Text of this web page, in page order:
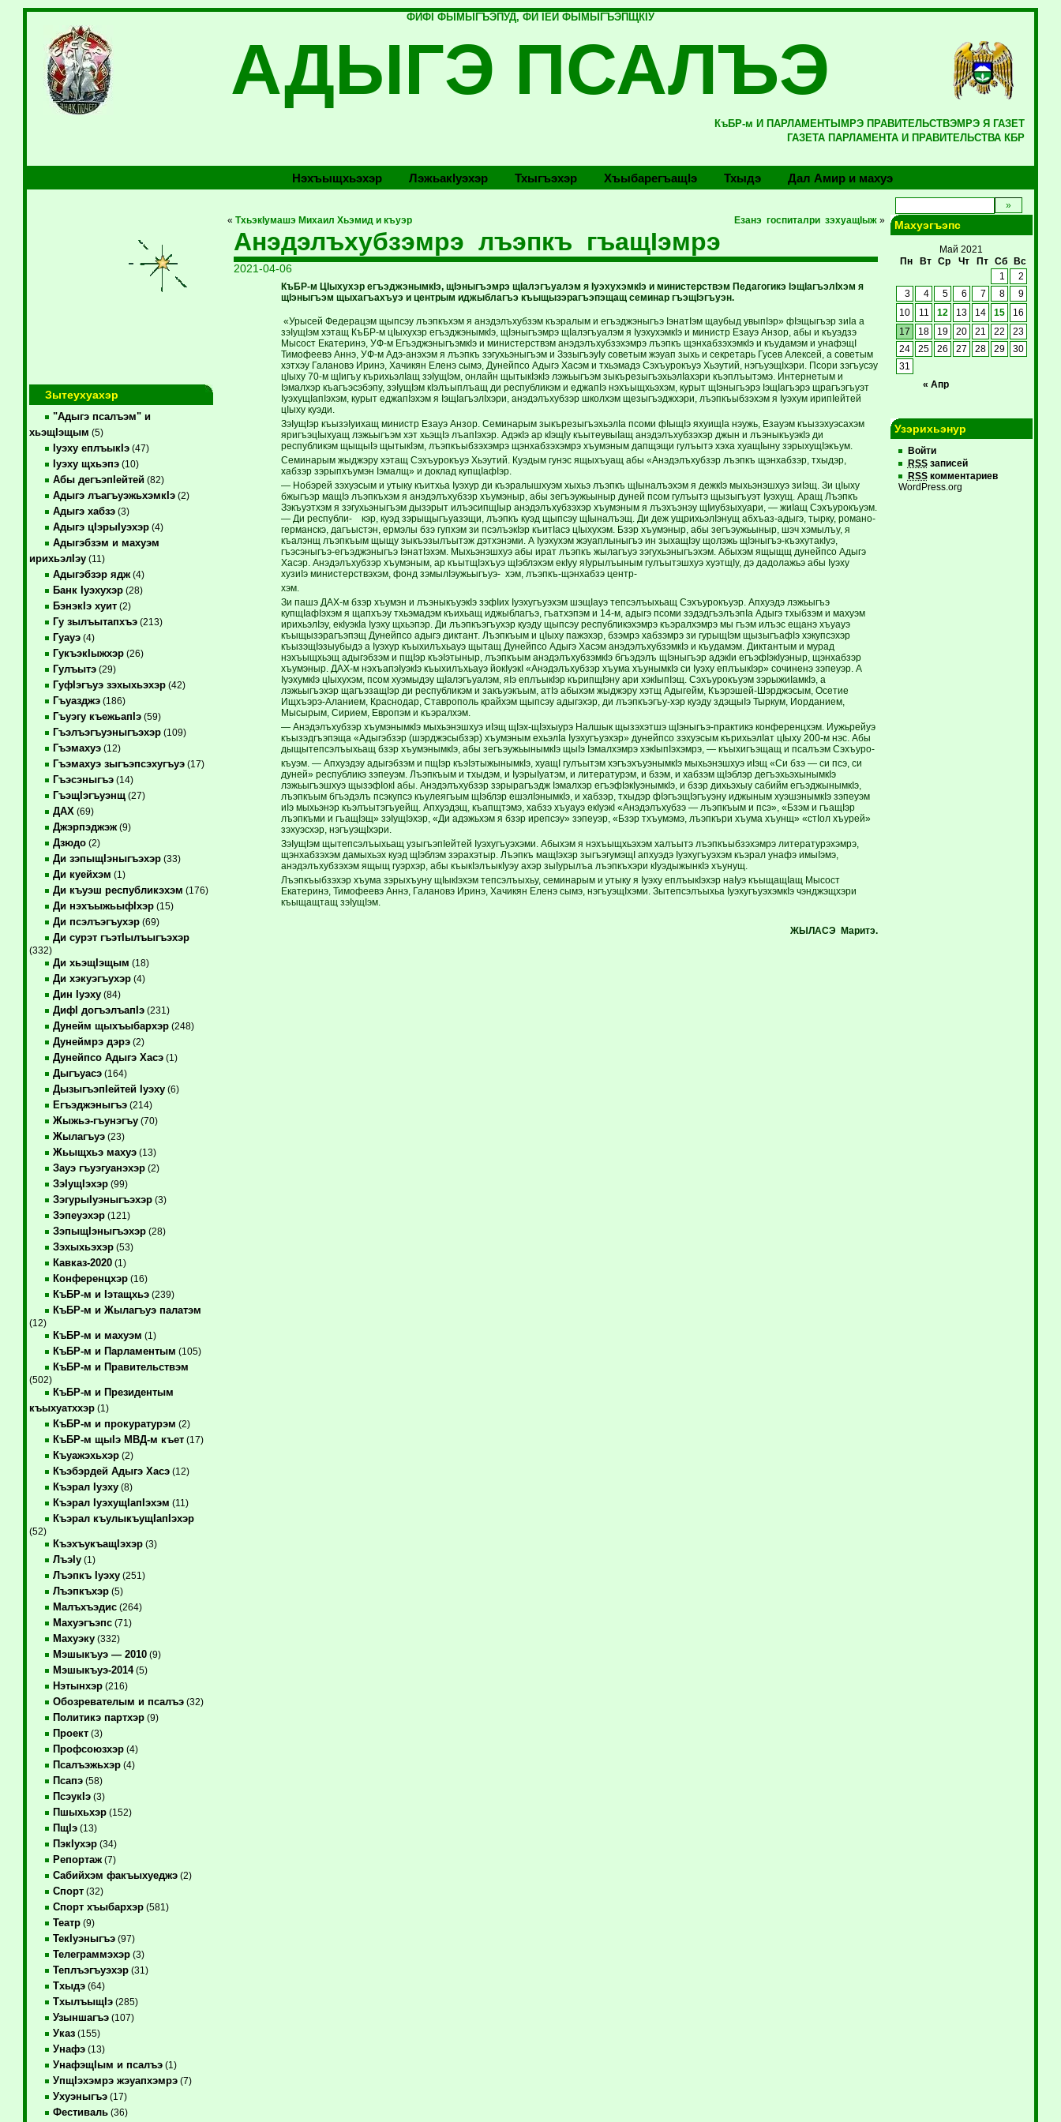
ФИФI ФЫМЫГЪЭПУД, ФИ IЕЙ ФЫМЫГЪЭПЩКIУ
АДЫГЭ ПСАЛЪЭ
КъБР-м И ПАРЛАМЕНТЫМРЭ ПРАВИТЕЛЬСТВЭМРЭ Я ГАЗЕТ
ГАЗЕТА ПАРЛАМЕНТА И ПРАВИТЕЛЬСТВА КБР
Нэхъыщхьэхэр Лэжьакlуэхэр Тхыгъэхэр Хъыбарегъащlэ Тхыдэ Дал Амир и махуэ
Зытеухуахэр
"Адыгэ псалъэм" и
хьэщIэщым (5)
Iуэху еплъыкIэ(47)
Iуэху щхьэпэ(10)
Абы дегъэпIейтей(82)
Адыгэ лъагъуэжьхэмкIэ(2)
Адыгэ хабзэ(3)
Адыгэ цIэрыIуэхэр(4)
Адыгэбзэм и махуэм
ирихьэлIэу(11)
Адыгэбзэр ядж(4)
Банк Iуэхухэр(28)
БэнэкIэ хуит(2)
Гу зылъытапхъэ(213)
Гуауэ(4)
ГукъэкIыжхэр(26)
Гулъытэ(29)
ГуфIэгъуэ зэхыхьэхэр(42)
Гъуазджэ(186)
Гъуэгу къежьапIэ(59)
Гъэлъэгъуэныгъэхэр(109)
Гъэмахуэ(12)
Гъэмахуэ зыгъэпсэхугъуэ(17)
Гъэсэныгъэ(14)
ГъэщIэгъуэнщ(27)
ДАХ (69)
Джэрпэджэж(9)
Дзюдо(2)
Ди зэпыщIэныгъэхэр(33)
Ди куейхэм (1)
Ди къуэш республикэхэм (176)
Ди нэхъыжьыфIхэр(15)
Ди псэлъэгъухэр(69)
Ди сурэт гъэтIылъыгъэхэр
(332)
Ди хьэщIэщым (18)
Ди хэкуэгъухэр(4)
Дин Iуэху(84)
ДифI догъэлъапIэ(231)
Дунейм щыхъыбархэр(248)
Дунеймрэ дэрэ(2)
Дунейпсо Адыгэ Хасэ(1)
Дыгъуасэ(164)
ДызыгъэпIейтей Iуэху(6)
Егъэджэныгъэ(214)
Жыжьэ-гъунэгъу(70)
Жылагъуэ(23)
Жьыщхьэ махуэ(13)
Зауэ гъуэгуанэхэр(2)
ЗэIущIэхэр(99)
ЗэгурыIуэныгъэхэр(3)
Зэпеуэхэр(121)
ЗэпыщIэныгъэхэр(28)
Зэхыхьэхэр(53)
Кавказ-2020(1)
Конференцхэр(16)
КъБР-м и Iэтащхьэ(239)
КъБР-м и Жылагъуэ палатэм
(12)
КъБР-м и махуэм (1)
КъБР-м и Парламентым (105)
КъБР-м и Правительствэм
(502)
КъБР-м и Президентым
къыхуатххэр(1)
КъБР-м и прокуратурэм (2)
КъБР-м щыIэ МВД-м къет(17)
Къуажэхьхэр(2)
Къэбэрдей Адыгэ Хасэ(12)
Къэрал Iуэху(8)
Къэрал IуэхущIапIэхэм (11)
Къэрал къулыкъущIапIэхэр
(52)
КъэхъукъащIэхэр(3)
ЛъэIу(1)
Лъэпкъ Iуэху(251)
Лъэпкъхэр(5)
Малъхъэдис(264)
Махуэгъэпс(71)
Махуэку(332)
Мэшыкъуэ — 2010(9)
Мэшыкъуэ-2014(5)
Нэтынхэр(216)
Обозревателым и псалъэ(32)
Политикэ партхэр(9)
Проект(3)
Профсоюзхэр(4)
Псалъэжьхэр(4)
Псапэ(58)
ПсэукIэ(3)
Пшыхьхэр(152)
ПщIэ(13)
ПэкIухэр(34)
Репортаж(7)
Сабийхэм факъыхуеджэ(2)
Спорт(32)
Спорт хъыбархэр(581)
Театр(9)
ТекIуэныгъэ(97)
Телеграммэхэр(3)
Теплъэгъуэхэр(31)
Тхыдэ(64)
ТхылъыщIэ(285)
Узыншагъэ(107)
Указ(155)
Унафэ(13)
УнафэщIым и псалъэ(1)
УпщIэхэмрэ жэуапхэмрэ(7)
Ухуэныгъэ(17)
Фестиваль(36)
« ТхьэкIумашэ Михаил Хьэмид и къуэр Езанэ госпиталри зэхуащIыж»
Анэдэлъхубзэмрэ лъэпкъ гъащIэмрэ
2021-04-06
КъБР-м ЦIыхухэр егъэджэнымкIэ, щIэныгъэмрэ щIалэгъуалэм я IуэхухэмкIэ и министерствэм Педагогикэ IэщIагъэлIхэм я
щIэныгъэм щыхагъахъуэ и центрым иджыблагъэ къыщызэрагъэпэщащ семинар гъэщIэгъуэн.
«Урысей Федерацэм щыпсэу лъэпкъхэм я анэдэлъхубзэм къэралым и егъэджэныгъэ IэнатIэм щаубыд увыпIэр» фIэщыгъэр зиIа а
зэIущIэм хэтащ КъБР-м цIыхухэр егъэджэнымкIэ, щIэныгъэмрэ щIалэгъуалэм я IуэхухэмкIэ и министр Езауэ Анзор, абы и къуэдзэ
Мысост Екатеринэ, УФ-м ЕгъэджэныгъэмкIэ и министерствэм анэдэлъхубзэхэмрэ лъэпкъ щэнхабзэхэмкIэ и къудамэм и унафэщI
Тимофеевэ Аннэ, УФ-м Адэ-анэхэм я лъэпкъ зэгухьэныгъэм и ЗэзыгъэуIу советым жэуап зыхь и секретарь Гусев Алексей, а советым
хэтхэу Галановэ Иринэ, Хачикян Еленэ сымэ, Дунейпсо Адыгэ Хасэм и тхьэмадэ Сэхъурокъуэ Хьэутий, нэгъуэщIхэри. Псори зэгъусэу
цIыху 70-м щIигъу кърихьэлIащ зэIущIэм, онлайн щытыкIэкIэ лэжьыгъэм зыкърезыгъэхьэлIахэри къэплъытэмэ. Интернетым и
Iэмалхэр къагъэсэбэпу, зэIущIэм кIэлъыплъащ ди республикэм и еджапIэ нэхъыщхьэхэм, курыт щIэныгъэрэ IэщIагъэрэ щрагъэгъуэт
IуэхущIапIэхэм, курыт еджапIэхэм я IэщIагъэлIхэри, анэдэлъхубзэр школхэм щезыгъэджхэри, лъэпкъыбзэхэм я Iуэхум ирипIейтей
цIыху куэди.
ЗэIущIэр къызэIуихащ министр Езауэ Анзор. Семинарым зыкърезыгъэхьэлIа псоми фIыщIэ яхуищIа нэужь, Езауэм къызэхуэсахэм
яригъэцIыхуащ лэжьыгъэм хэт хьэщIэ лъапIэхэр. АдэкIэ ар кIэщIу къытеувыIащ анэдэлъхубзэхэр джын и лъэныкъуэкIэ ди
республикэм щыщыIэ щытыкIэм, лъэпкъыбзэхэмрэ щэнхабзэхэмрэ хъумэным дапщэщи гулъытэ хэха хуащIыну зэрыхущIэкъум.
Семинарым жыджэру хэтащ Сэхъурокъуэ Хьэутий. Куэдым гунэс ящыхъуащ абы «Анэдэлъхубзэр лъэпкъ щэнхабзэр, тхыдэр,
хабзэр зэрыпхъумэн Iэмалщ» и доклад купщIафIэр.
— Нобэрей зэхуэсым и утыку къитхьа Iуэхур ди къэралышхуэм хыхьэ лъэпкъ щIыналъэхэм я дежкIэ мыхьэнэшхуэ зиIэщ. Зи цIыху
бжыгъэр мащIэ лъэпкъхэм я анэдэлъхубзэр хъумэныр, абы зегъэужьыныр дуней псом гулъытэ щызыгъуэт Iуэхущ. Аращ Лъэпкъ
Зэкъуэтхэм я зэгухьэныгъэм дызэрыт илъэсипщIыр анэдэлъхубзэхэр хъумэным я лъэхъэнэу щIиубзыхуари, — жиIащ Сэхъурокъуэм.
— Ди республи- кэр, куэд зэрыщыгъуазэщи, лъэпкъ куэд щыпсэу щIыналъэщ. Ди деж ущрихьэлIэнущ абхъаз-адыгэ, тырку, романо-
германскэ, дагъыстэн, ермэлы бзэ гупхэм зи псэлъэкIэр къитIасэ цIыхухэм. Бзэр хъумэныр, абы зегъэужьыныр, шэч хэмылъу, я
къалэнщ лъэпкъым щыщу зыкъэзылъытэж дэтхэнэми. А Iуэхухэм жэуаплыныгъэ ин зыхащIэу щолэжь щIэныгъэ-къэхутакIуэ,
гъэсэныгъэ-егъэджэныгъэ IэнатIэхэм. Мыхьэнэшхуэ абы ират лъэпкъ жылагъуэ зэгухьэныгъэхэм. Абыхэм ящыщщ дунейпсо Адыгэ
Хасэр. Анэдэлъхубзэр хъумэным, ар къытщIэхъуэ щIэблэхэм екIуу яIурылъыным гулъытэшхуэ хуэтщIу, дэ дадолажьэ абы Iуэху
хузиIэ министерствэхэм, фонд зэмылIэужьыгъуэ- хэм, лъэпкъ-щэнхабзэ центр-
хэм.
Зи пашэ ДАХ-м бзэр хъумэн и лъэныкъуэкIэ зэфIих Iуэхугъуэхэм шэщIауэ тепсэлъыхьащ Сэхъурокъуэр. Апхуэдэ лэжьыгъэ
купщIафIэхэм я щапхъэу тхьэмадэм къихьащ иджыблагъэ, гъатхэпэм и 14-м, адыгэ псоми зэдэдгъэлъэпIа Адыгэ тхыбзэм и махуэм
ирихьэлIэу, екIуэкIа Iуэху щхьэпэр. Ди лъэпкъэгъухэр куэду щыпсэу республикэхэмрэ къэралхэмрэ мы гъэм илъэс ещанэ хъуауэ
къыщызэрагъэпэщ Дунейпсо адыгэ диктант. Лъэпкъым и цIыху пажэхэр, бзэмрэ хабзэмрэ зи гурыщIэм щызыгъафIэ хэкупсэхэр
къызэщIэзыубыдэ а Iуэхур къыхилъхьауэ щытащ Дунейпсо Адыгэ Хасэм анэдэлъхубзэмкIэ и къудамэм. Диктантым и мурад
нэхъыщхьэщ адыгэбзэм и пщIэр къэIэтыныр, лъэпкъым анэдэлъхубзэмкIэ бгъэдэлъ щIэныгъэр адэкIи егъэфIэкIуэныр, щэнхабзэр
хъумэныр. ДАХ-м нэхъапэIуэкIэ къыхилъхьауэ йокIуэкI «Анэдэлъхубзэр хъума хъунымкIэ си Iуэху еплъыкIэр» сочиненэ зэпеуэр. А
IуэхумкIэ цIыхухэм, псом хуэмыдэу щIалэгъуалэм, яIэ еплъыкIэр кърипщIэну ари хэкIыпIэщ. Сэхъурокъуэм зэрыжиIамкIэ, а
лэжьыгъэхэр щагъэзащIэр ди республикэм и закъуэкъым, атIэ абыхэм жыджэру хэтщ Адыгейм, Къэрэшей-Шэрджэсым, Осетие
Ищхъэрэ-Аланием, Краснодар, Ставрополь крайхэм щыпсэу адыгэхэр, ди лъэпкъэгъу-хэр куэду здэщыIэ Тыркум, Иорданием,
Мысырым, Сирием, Европэм и къэралхэм.
— Анэдэлъхубзэр хъумэнымкIэ мыхьэнэшхуэ иIэщ щIэх-щIэхыурэ Налшык щызэхэтшэ щIэныгъэ-практикэ конференцхэм. Иужьрейуэ
къызэдгъэпэща «Адыгэбзэр (шэрджэсыбзэр) хъумэным ехьэлIа Iуэхугъуэхэр» дунейпсо зэхуэсым кърихьэлIат цIыху 200-м нэс. Абы
дыщытепсэлъыхьащ бзэр хъумэнымкIэ, абы зегъэужьынымкIэ щыIэ Iэмалхэмрэ хэкIыпIэхэмрэ, — къыхигъэщащ и псалъэм Сэхъуро-
къуэм. — Апхуэдэу адыгэбзэм и пщIэр къэIэтыжынымкIэ, хуащI гулъытэм хэгъэхъуэнымкIэ мыхьэнэшхуэ иIэщ «Си бзэ — си псэ, си
дуней» республикэ зэпеуэм. Лъэпкъым и тхыдэм, и IуэрыIуатэм, и литературэм, и бзэм, и хабзэм щIэблэр дегъэхьэхынымкIэ
лэжьыгъэшхуэ щызэфIокI абы. Анэдэлъхубзэр зэрырагъэдж Iэмалхэр егъэфIэкIуэнымкIэ, и бзэр дихьэхыу сабийм егъэджынымкIэ,
лъэпкъым бгъэдэлъ псэкупсэ къулеягъым щIэблэр ешэлIэнымкIэ, и хабзэр, тхыдэр фIэгъэщIэгъуэну иджыным хуэшэнымкIэ зэпеуэм
иIэ мыхьэнэр къэлъытэгъуейщ. Апхуэдэщ, къапщтэмэ, хабзэ хъуауэ екIуэкI «Анэдэлъхубзэ — лъэпкъым и псэ», «Бзэм и гъащIэр
лъэпкъми и гъащIэщ» зэIущIэхэр, «Ди адэжьхэм я бзэр ирепсэу» зэпеуэр, «Бзэр тхъумэмэ, лъэпкъри хъума хъунщ» «стIол хъурей»
зэхуэсхэр, нэгъуэщIхэри.
ЗэIущIэм щытепсэлъыхьащ узыгъэпIейтей Iуэхугъуэхэми. Абыхэм я нэхъыщхьэхэм халъытэ лъэпкъыбзэхэмрэ литературэхэмрэ,
щэнхабзэхэм дамыхьэх куэд щIэблэм зэрахэтыр. Лъэпкъ мащIэхэр зыгъэгумэщI апхуэдэ Iуэхугъуэхэм къэрал унафэ имыIэмэ,
анэдэлъхубзэхэм ящыщ гуэрхэр, абы къыкIэлъыкIуэу ахэр зыIурылъа лъэпкъхэри кIуэдыжынкIэ хъунущ.
Лъэпкъыбзэхэр хъума зэрыхъуну щIыкIэхэм тепсэлъыхьу, семинарым и утыку я Iуэху еплъыкIэхэр наIуэ къыщащIащ Мысост
Екатеринэ, Тимофеевэ Аннэ, Галановэ Иринэ, Хачикян Еленэ сымэ, нэгъуэщIхэми. Зытепсэлъыхьа IуэхугъуэхэмкIэ чэнджэщхэри
къыщащтащ зэIущIэм.
ЖЫЛАСЭ Маритэ.
Махуэгъэпс
Май 2021
Пн
Вт Ср Чт Пт Сб Вс
« Апр
1
2
3
4 5 6 7 8
9
10
11 12 13 14 15
16
17
18 19 20 21 22
23
24
25 26 27 28 29
30
31
Узэрихьэнур
Войти
RSSзаписей
RSSкомментариев
WordPress.org